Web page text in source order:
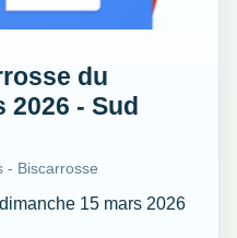
du
2026 - Sud
- Biscarrosse
15 mars 2026